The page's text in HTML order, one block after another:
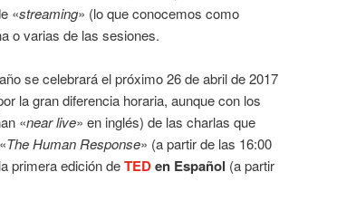
«streaming» (lo que conocemos como
o varias de las sesiones.
se celebrará el próximo 26 de abril de 2017
la gran diferencia horaria, aunque con los
«near live» en inglés) de las charlas que
The Human Response» (a partir de las 16:00
primera edición deTEDen Español (a partir